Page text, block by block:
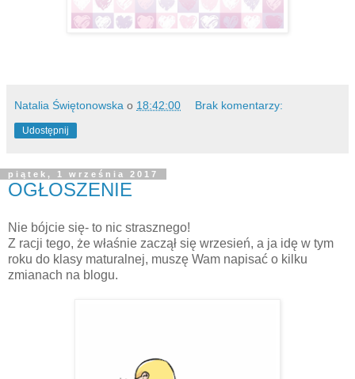
Natalia Świętonowska o 18:42:00 Brak komentarzy:
Udostępnij
piątek, 1 września 2017
OGŁOSZENIE
Nie bójcie się- to nic strasznego!
Z racji tego, że właśnie zaczął się wrzesień, a ja idę w tym
roku do klasy maturalnej, muszę Wam napisać o kilku
zmianach na blogu.